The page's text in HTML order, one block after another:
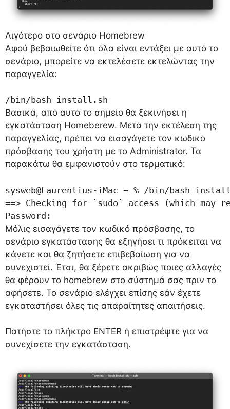
Λιγότερο στο σενάριο Homebrew
Αφού βεβαιωθείτε ότι όλα είναι εντάξει με αυτό το
σενάριο, μπορείτε να εκτελέσετε εκτελώντας την
παραγγελία:
/bin/bash install.sh
Βασικά, από αυτό το σημείο θα ξεκινήσει η
εγκατάσταση Homeberew. Μετά την εκτέλεση της
παραγγελίας, πρέπει να εισαγάγετε τον κωδικό
πρόσβασης του χρήστη με το Administrator. Τα
παρακάτω θα εμφανιστούν στο τερματικό:
sysweb@Laurentius-iMac ~ % /bin/bash
==> Checking for `sudo` access (which may
Password:
Μόλις εισαγάγετε τον κωδικό πρόσβασης, το
σενάριο εγκατάστασης θα εξηγήσει τι πρόκειται να
κάνετε και θα ζητήσετε επιβεβαίωση για να
συνεχιστεί. Έτσι, θα ξέρετε ακριβώς ποιες αλλαγές
θα φέρουν το homebrew στο σύστημά σας πριν το
αφήσετε. Το σενάριο ελέγχει επίσης εάν έχετε
εγκαταστήσει όλες τις απαραίτητες απαιτήσεις.
Πατήστε το πλήκτρο ENTER ή επιστρέψτε για να
συνεχίσετε την εγκατάσταση.